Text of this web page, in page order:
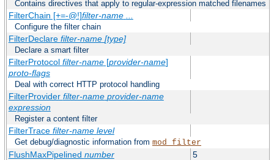
Contains directives that apply to regular-expression matched filenames
FilterChain [+=-@!]filter-name
Configure the filter chain
FilterDeclare filter-name [type]
Declare a smart filter
FilterProtocol filter-name[provider-name]
proto-flags
Deal with correct HTTP protocol handling
FilterProvider filter-name provider-name
expression
Register a content filter
FilterTrace filter-name level
Get debug/diagnostic information from mod_filter
FlushMaxPipelined number 5